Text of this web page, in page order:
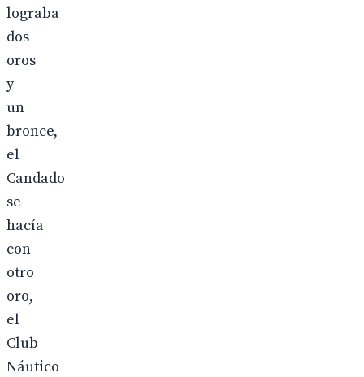
lograba
dos
oros
y
un
bronce,
el
Candado
se
hacía
con
otro
oro,
el
Club
Náutico